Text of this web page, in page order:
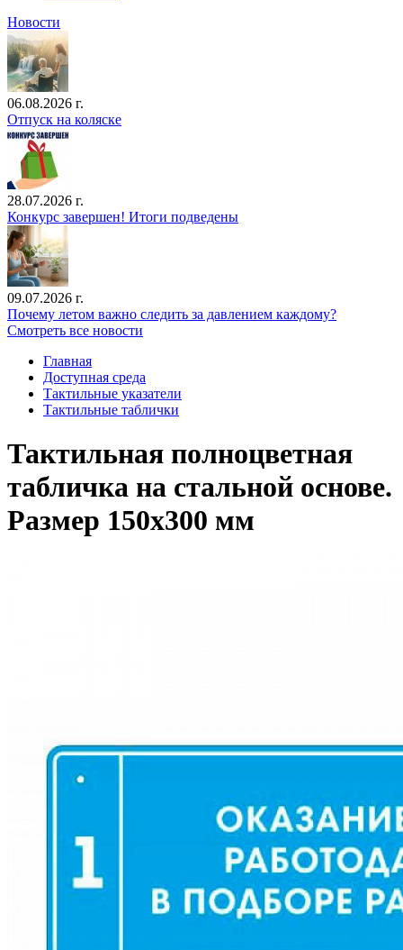
Новости
06.08.2026 г.
Отпуск на коляске
28.07.2026 г.
Конкурс завершен! Итоги подведены
09.07.2026 г.
Почему летом важно следить за давлением каждому?
Смотреть все новости
Главная
Доступная среда
Тактильные указатели
Тактильные таблички
Тактильная полноцветная
табличка на стальной основе.
Размер 150x300 мм